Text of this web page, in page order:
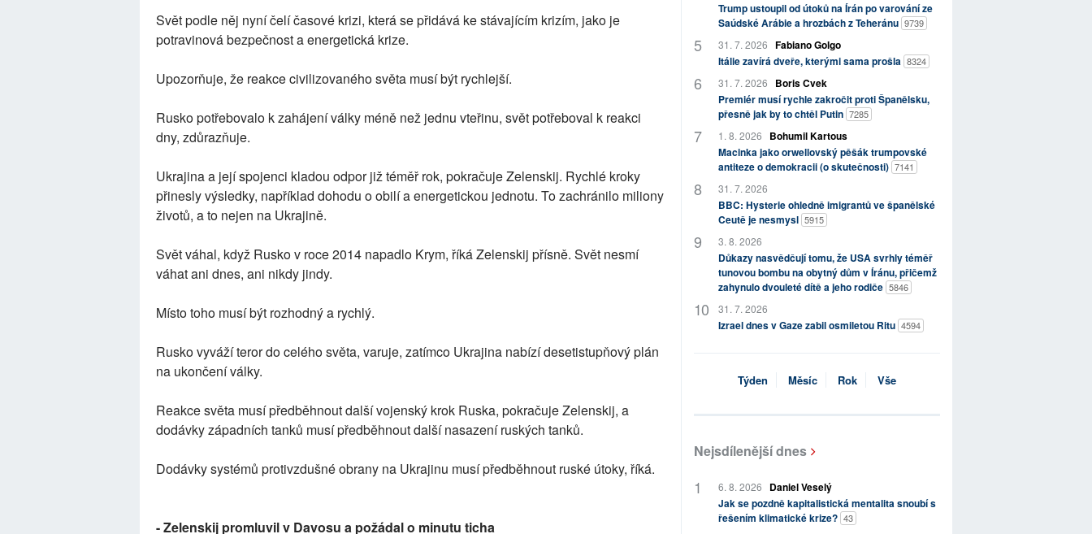
Svět podle něj nyní čelí časové krizi, která se přidává ke stávajícím krizím, jako je
potravinová bezpečnost a energetická krize.
Upozorňuje, že reakce civilizovaného světa musí být rychlejší.
Rusko potřebovalo k zahájení války méně než jednu vteřinu, svět potřeboval k reakci
dny, zdůrazňuje.
Ukrajina a její spojenci kladou odpor již téměř rok, pokračuje Zelenskij. Rychlé kroky
přinesly výsledky, například dohodu o obilí a energetickou jednotu. To zachránilo miliony
životů, a to nejen na Ukrajině.
Svět váhal, když Rusko v roce 2014 napadlo Krym, říká Zelenskij přísně. Svět nesmí
váhat ani dnes, ani nikdy jindy.
Místo toho musí být rozhodný a rychlý.
Rusko vyváží teror do celého světa, varuje, zatímco Ukrajina nabízí desetistupňový plán
na ukončení války.
Reakce světa musí předběhnout další vojenský krok Ruska, pokračuje Zelenskij, a
dodávky západních tanků musí předběhnout další nasazení ruských tanků.
Dodávky systémů protivzdušné obrany na Ukrajinu musí předběhnout ruské útoky, říká.
- Zelenskij promluvil v Davosu a požádal o minutu ticha
Trump ustoupil od útoků na Írán po varování ze
Saúdské Arábie a hrozbách z Teheránu 9739
31. 7. 2026 Fabiano Golgo
Itálie zavírá dveře, kterými sama prošla 8324
31. 7. 2026
Boris Cvek
Premiér musí rychle zakročit proti Španělsku,
přesně jak by to chtěl Putin 7285
1. 8. 2026
Bohumil Kartous
Macinka jako orwellovský pěšák trumpovské
antiteze o demokracii (o skutečnosti) 7141
31. 7. 2026
BBC: Hysterie ohledně imigrantů ve španělské
Ceutě je nesmysl 5915
3. 8. 2026
Důkazy nasvědčují tomu, že USA svrhly téměř
tunovou bombu na obytný dům v Íránu, přičemž
zahynulo dvouleté dítě a jeho rodiče 5846
31. 7. 2026
Izrael dnes v Gaze zabil osmiletou Ritu 4594
Týden Měsíc Rok Vše
Nejsdílenější dnes
6. 8. 2026
Daniel Veselý
Jak se pozdně kapitalistická mentalita snoubí s
řešením klimatické krize? 43